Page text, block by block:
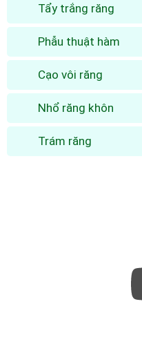
Tẩy trắng răng
Phẫu thuật hàm
Cạo vôi răng
Nhổ răng khôn
Trám răng